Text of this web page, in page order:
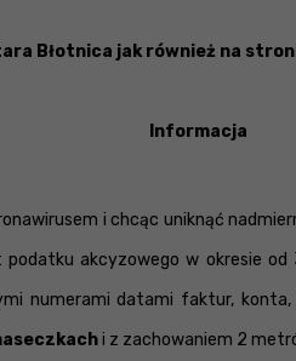
Błotnica jak również na
Informacja
i chcąc uniknąć
akcyzowego w okresie
numerami datami faktur,
i z zachowaniem 2